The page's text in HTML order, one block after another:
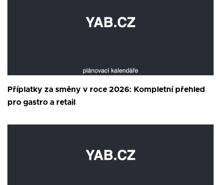
Příplatky za směny v roce 2026: Kompletní přehled
pro gastro a retail